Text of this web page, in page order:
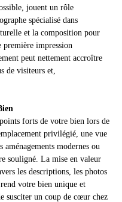
jouent un rôle
spécialisé dans
et la composition pour
impression
peut nettement accroître
de visiteurs et,
forts de votre bien lors de
privilégié, une vue
modernes ou
souligné. La mise en valeur
les descriptions, les photos
votre bien unique et
susciter un coup de cœur chez